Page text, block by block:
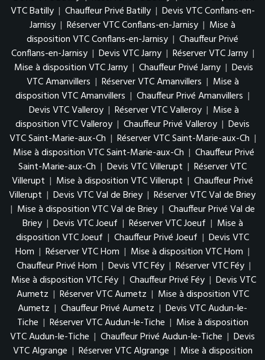
VTC Batilly | Chauffeur Privé Batilly | Devis VTC Conflans-en-
Jarnisy | Réserver VTC Conflans-en-Jarnisy | Mise à
disposition VTC Conflans-en-Jarnisy | Chauffeur Privé
Conflans-en-Jarnisy | Devis VTC Jarny | Réserver VTC Jarny |
Mise à disposition VTC Jarny | Chauffeur Privé Jarny | Devis
VTC Amanvillers | Réserver VTC Amanvillers | Mise à
disposition VTC Amanvillers | Chauffeur Privé Amanvillers |
Devis VTC Valleroy | Réserver VTC Valleroy | Mise à
disposition VTC Valleroy | Chauffeur Privé Valleroy | Devis
VTC Saint-Marie-aux-Ch | Réserver VTC Saint-Marie-aux-Ch |
Mise à disposition VTC Saint-Marie-aux-Ch | Chauffeur Privé
Saint-Marie-aux-Ch | Devis VTC Villerupt | Réserver VTC
Villerupt | Mise à disposition VTC Villerupt | Chauffeur Privé
Villerupt | Devis VTC Val de Briey | Réserver VTC Val de Briey
| Mise à disposition VTC Val de Briey | Chauffeur Privé Val de
Briey | Devis VTC Joeuf | Réserver VTC Joeuf | Mise à
disposition VTC Joeuf | Chauffeur Privé Joeuf | Devis VTC
Hom | Réserver VTC Hom | Mise à disposition VTC Hom |
Chauffeur Privé Hom | Devis VTC Féy | Réserver VTC Féy |
Mise à disposition VTC Féy | Chauffeur Privé Féy | Devis VTC
Aumetz | Réserver VTC Aumetz | Mise à disposition VTC
Aumetz | Chauffeur Privé Aumetz | Devis VTC Audun-le-
Tiche | Réserver VTC Audun-le-Tiche | Mise à disposition
VTC Audun-le-Tiche | Chauffeur Privé Audun-le-Tiche | Devis
VTC Algrange | Réserver VTC Algrange | Mise à disposition